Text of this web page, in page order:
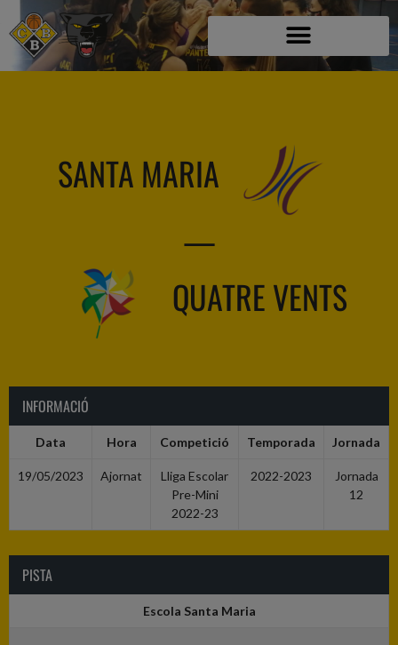
SANTA MARIA
—
QUATRE VENTS
INFORMACIÓ
Data Hora Competició Temporada Jornada
19/05/2023 Ajornat
Lliga Escolar
Pre-Mini
2022-23
2022-2023
Jornada
12
PISTA
Escola Santa Maria